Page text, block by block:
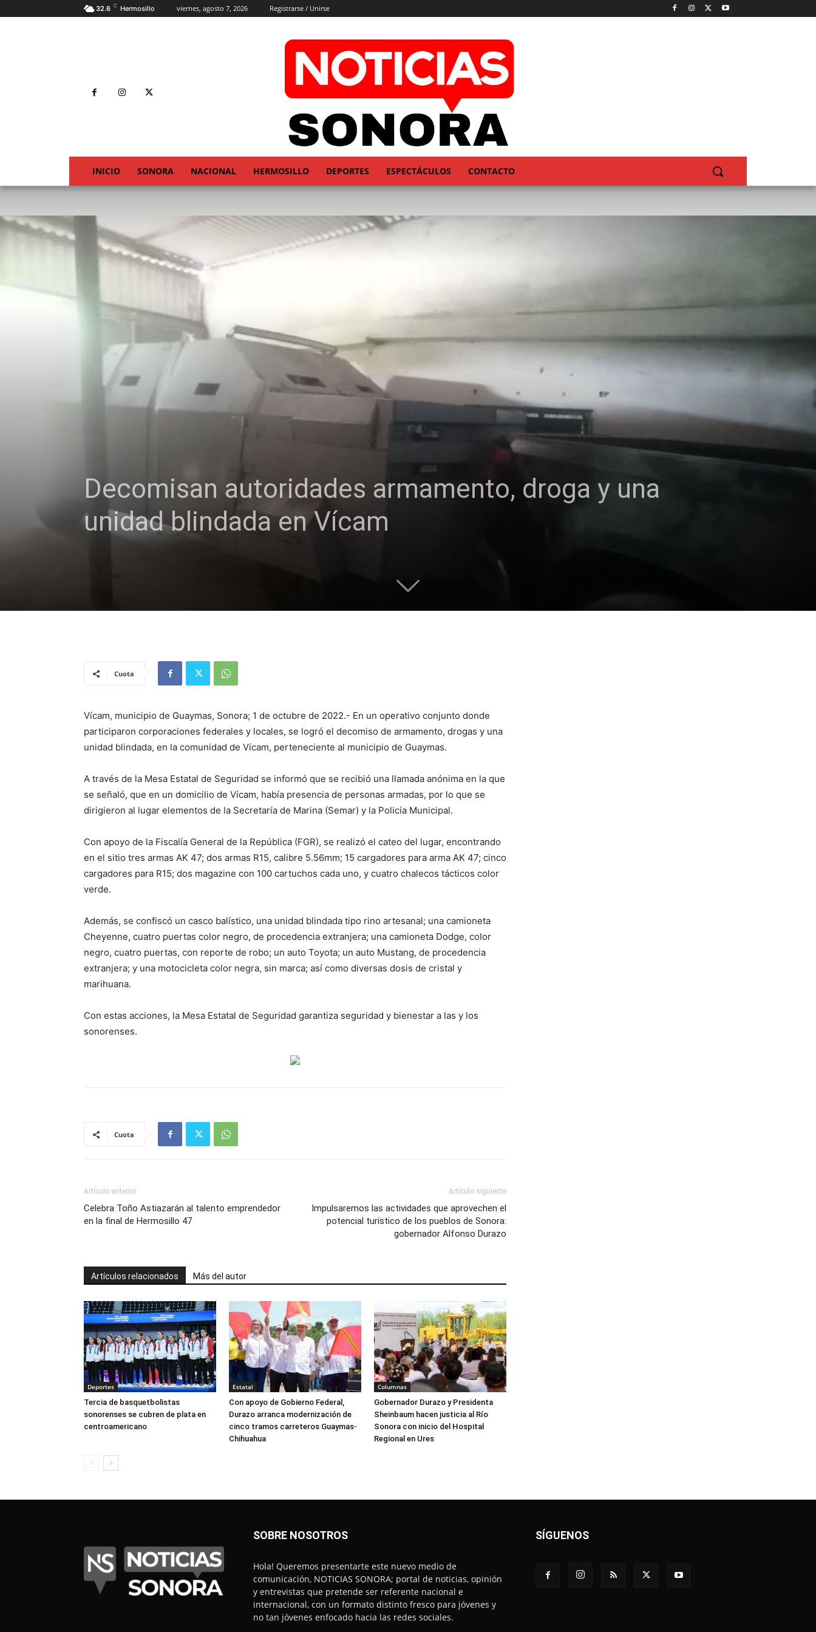
32.6 C Hermosillo viernes, agosto 7, 2026 Registrarse / Unirse
INICIO SONORA NACIONAL HERMOSILLO DEPORTES ESPECTÁCULOS CONTACTO
Decomisan autoridades armamento, droga y una
unidad blindada en Vícam
Cuota
Vícam, municipio de Guaymas, Sonora; 1 de octubre de 2022.- En un operativo conjunto donde
participaron corporaciones federales y locales, se logró el decomiso de armamento, drogas y una
unidad blindada, en la comunidad de Vícam, perteneciente al municipio de Guaymas.
A través de la Mesa Estatal de Seguridad se informó que se recibió una llamada anónima en la que
se señaló, que en un domicilio de Vícam, había presencia de personas armadas, por lo que se
dirigieron al lugar elementos de la Secretaría de Marina (Semar) y la Policía Municipal.
Con apoyo de la Fiscalía General de la República (FGR), se realizó el cateo del lugar, encontrando
en el sitio tres armas AK 47; dos armas R15, calibre 5.56mm; 15 cargadores para arma AK 47; cinco
cargadores para R15; dos magazine con 100 cartuchos cada uno, y cuatro chalecos tácticos color
verde.
Además, se confiscó un casco balístico, una unidad blindada tipo rino artesanal; una camioneta
Cheyenne, cuatro puertas color negro, de procedencia extranjera; una camioneta Dodge, color
negro, cuatro puertas, con reporte de robo; un auto Toyota; un auto Mustang, de procedencia
extranjera; y una motocicleta color negra, sin marca; así como diversas dosis de cristal y
marihuana.
Con estas acciones, la Mesa Estatal de Seguridad garantiza seguridad y bienestar a las y los
sonorenses.
Cuota
Artículo anterior
Celebra Toño Astiazarán al talento emprendedor
en la final de Hermosillo 47
Artículo siguiente
Impulsaremos las actividades que aprovechen el
potencial turístico de los pueblos de Sonora:
gobernador Alfonso Durazo
Artículos relacionados Más del autor
Deportes
Tercia de basquetbolistas
sonorenses se cubren de plata en
centroamericano
Estatal
Con apoyo de Gobierno Federal,
Durazo arranca modernización de
cinco tramos carreteros Guaymas-
Chihuahua
Columnas
Gobernador Durazo y Presidenta
Sheinbaum hacen justicia al Río
Sonora con inicio del Hospital
Regional en Ures
SOBRE NOSOTROS
Hola! Queremos presentarte este nuevo medio de
comunicación, NOTICIAS SONORA; portal de noticias, opinión
y entrevistas que pretende ser referente nacional e
internacional, con un formato distinto fresco para jóvenes y
no tan jóvenes enfocado hacia las redes sociales.
SÍGUENOS